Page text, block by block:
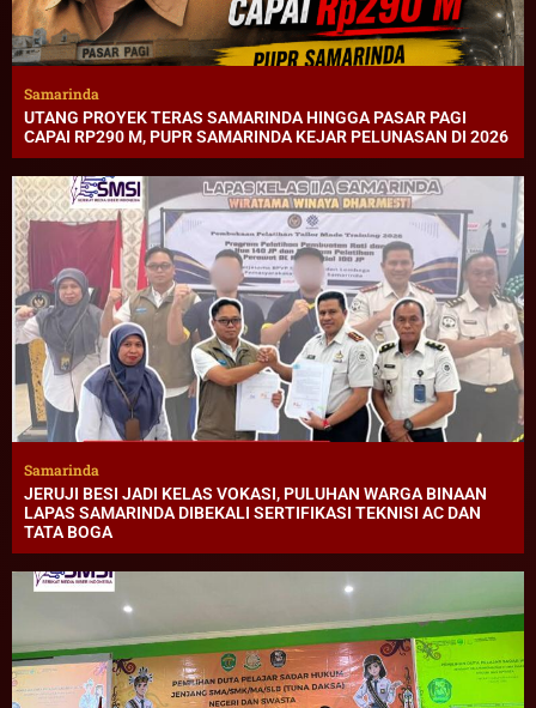
Samarinda
UTANG PROYEK TERAS SAMARINDA HINGGA PASAR PAGI
CAPAI RP290 M, PUPR SAMARINDA KEJAR PELUNASAN DI 2026
Samarinda
JERUJI BESI JADI KELAS VOKASI, PULUHAN WARGA BINAAN
LAPAS SAMARINDA DIBEKALI SERTIFIKASI TEKNISI AC DAN
TATA BOGA